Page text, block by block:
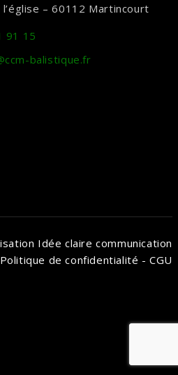
– 60112 Martincourt
91 15
balistique.fr
Idée claire communication
Politique de confidentialité -CGU